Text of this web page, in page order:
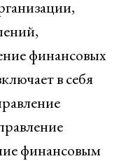
финансовых
в себя
финансовым